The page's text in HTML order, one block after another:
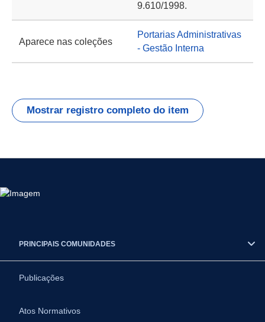
9.610/1998.
Aparece nas coleções
Portarias Administrativas
- Gestão Interna
Mostrar registro completo do item
PRINCIPAIS COMUNIDADES
Publicações
Atos Normativos